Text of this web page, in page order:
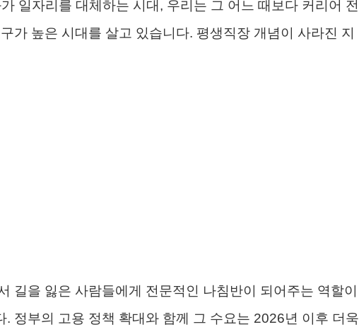
일자리를 대체하는 시대, 우리는 그 어느 때보다 커리어 전
가 높은 시대를 살고 있습니다. 평생직장 개념이 사라진 지
길을 잃은 사람들에게 전문적인 나침반이 되어주는 역할이
. 정부의 고용 정책 확대와 함께 그 수요는 2026년 이후 더욱